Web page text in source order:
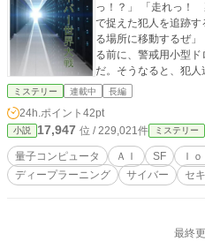
っ！？」 「走れっ！
で捉えた犯人を追跡
る場所に移動するぜ
る前に、警戒用小型
だ。そうなると、犯
ある場所で、犯人が所
て、まずいねーからな
ｏＴ機器へは給電さ
かない限り捕捉できる
システムじゃん。目的
構成に仕上げてる」
われてんじゃんよっ
すね。警察庁の官僚
ミステリー 連載中 長編
24h.ポイント 42pt
小説 17,947 位 / 229,021件 ミステリー
量子コンピュータ ＡＩ SF Ｉｏ
ディープラーニング
サイバー セ
最終